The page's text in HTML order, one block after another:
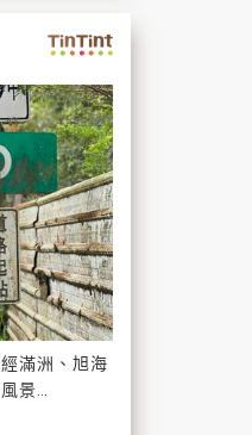
滿洲、旭海
景